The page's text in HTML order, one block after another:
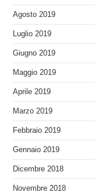
Agosto 2019
Luglio 2019
Giugno 2019
Maggio 2019
Aprile 2019
Marzo 2019
Febbraio 2019
Gennaio 2019
Dicembre 2018
Novembre 2018